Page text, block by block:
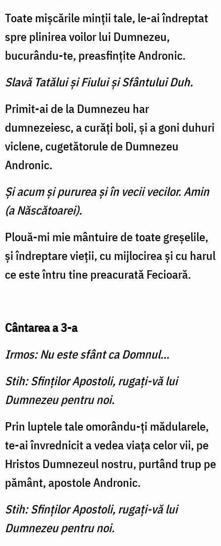
Toate mişcările minţii tale, le-ai îndreptat
spre plinirea voilor lui Dumnezeu,
bucurându-te, preasfinţite Andronic.
Slavă Tatălui şi Fiului şi Sfântului Duh.
Primit-ai de la Dumnezeu har
dumnezeiesc, a curăţi boli, şi a goni duhuri
viclene, cugetătorule de Dumnezeu
Andronic.
Şi acum şi pururea şi în vecii vecilor. Amin
(a Născătoarei).
Plouă-mi mie mântuire de toate greşelile,
şi îndreptare vieţii, cu mijlocirea şi cu harul
ce este întru tine preacurată Fecioară.
Cântarea a 3-a
Irmos: Nu este sfânt ca Domnul...
Stih: Sfinţilor Apostoli, rugaţi-vă lui
Dumnezeu pentru noi.
Prin luptele tale omorându-ţi mădularele,
te-ai învrednicit a vedea viaţa celor vii, pe
Hristos Dumnezeul nostru, purtând trup pe
pământ, apostole Andronic.
Stih: Sfinţilor Apostoli, rugaţi-vă lui
Dumnezeu pentru noi.